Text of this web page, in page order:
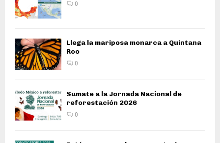
0
Llega la mariposa monarca a Quintana
Roo
0
Sumate a la Jornada Nacional de
reforestación 2026
0